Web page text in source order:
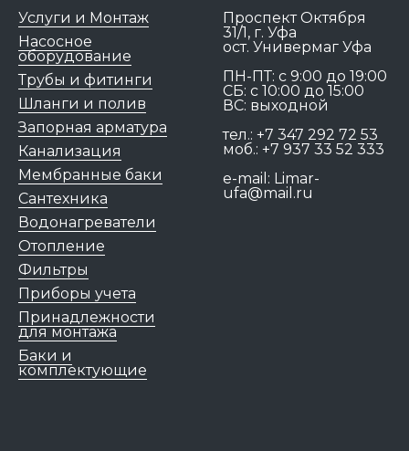
Услуги и Монтаж
Насосное
оборудование
Трубы и фитинги
Шланги и полив
Запорная арматура
Канализация
Мембранные баки
Сантехника
Водонагреватели
Отопление
Фильтры
Приборы учета
Принадлежности
для монтажа
Баки и
комплектующие
Проспект Октября
31/1, г. Уфа
ост. Универмаг Уфа
ПН-ПТ: c 9:00 до 19:00
СБ: с 10:00 до 15:00
ВС: выходной
тел.: +7 347 292 72 53
моб.: +7 937 33 52 333
e-mail: Limar-
ufa@mail.ru